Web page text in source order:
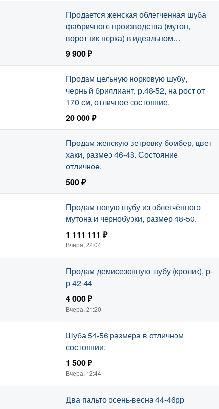
Продается женская облегченная шуба
фабричного производства (мутон,
воротник норка) в идеальном
состоянии.
9 900 ₽
Сегодня, 10:00
Продам цельную норковую шубу,
черный бриллиант, р.48-52, на рост от
170 см, отличное состояние.
20 000 ₽
Сегодня, 09:40
Продам женскую ветровку бомбер, цвет
хаки, размер 46-48. Состояние
отличное.
500 ₽
Сегодня, 09:40
Продам новую шубу из облегчённого
мутона и чернобурки, размер 48-50.
1 111 111 ₽
Вчера, 22:04
Продам демисезонную шубу (кролик), р-
р 42-44
4 000 ₽
Вчера, 21:20
Шуба 54-56 размера в отличном
состоянии.
1 500 ₽
Вчера, 12:44
Два пальто осень-весна 44-46рр